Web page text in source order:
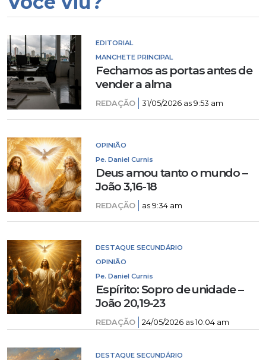
EDITORIAL
MANCHETE PRINCIPAL
Fechamos as portas antes de
vender a alma
REDAÇÃO 31/05/2026 as 9:53 am
OPINIÃO
Pe. Daniel Curnis
Deus amou tanto o mundo –
João 3,16-18
REDAÇÃO as 9:34 am
DESTAQUE SECUNDÁRIO
OPINIÃO
Pe. Daniel Curnis
Espírito: Sopro de unidade –
João 20,19-23
REDAÇÃO 24/05/2026 as 10:04 am
DESTAQUE SECUNDÁRIO